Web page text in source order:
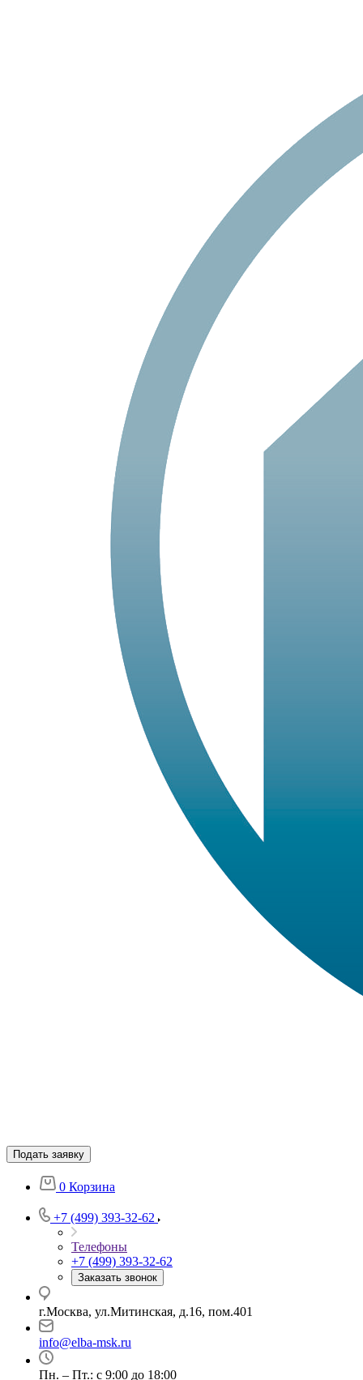
Подать заявку
0 Корзина
+7 (499) 393-32-62
Телефоны
+7 (499) 393-32-62
Заказать звонок
г.Москва, ул.Митинская, д.16, пом.401
info@elba-msk.ru
Пн. – Пт.: с 9:00 до 18:00